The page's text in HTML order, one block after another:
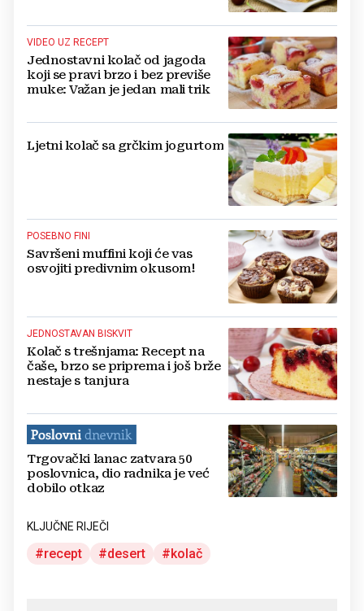
VIDEO UZ RECEPT
Jednostavni kolač od jagoda
koji se pravi brzo i bez previše
muke: Važan je jedan mali trik
Ljetni kolač sa grčkim jogurtom
POSEBNO FINI
Savršeni muffini koji će vas
osvojiti predivnim okusom!
JEDNOSTAVAN BISKVIT
Kolač s trešnjama: Recept na
čaše, brzo se priprema i još brže
nestaje s tanjura
Trgovački lanac zatvara 50
poslovnica, dio radnika je već
dobilo otkaz
KLJUČNE RIJEČI
recept desert kolač